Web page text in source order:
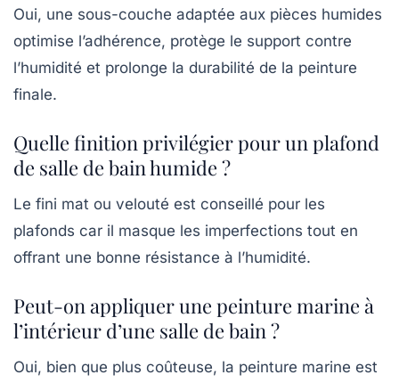
Oui, une sous-couche adaptée aux pièces humides
optimise l’adhérence, protège le support contre
l’humidité et prolonge la durabilité de la peinture
finale.
Quelle finition privilégier pour un plafond
de salle de bain humide ?
Le fini mat ou velouté est conseillé pour les
plafonds car il masque les imperfections tout en
offrant une bonne résistance à l’humidité.
Peut-on appliquer une peinture marine à
l’intérieur d’une salle de bain ?
Oui, bien que plus coûteuse, la peinture marine est